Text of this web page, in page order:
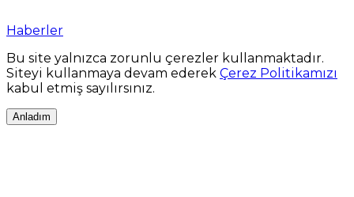
Haberler
Bu site yalnızca zorunlu çerezler kullanmaktadır.
Siteyi kullanmaya devam ederek Çerez Politikamızı
kabul etmiş sayılırsınız.
Anladım